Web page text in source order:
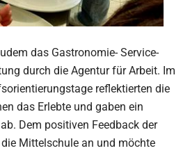
das Gastronomie- Service-
durch die Agentur für Arbeit. Im
reflektierten die
das Erlebte und gaben ein
Dem positiven Feedback der
Mittelschule an und möchte